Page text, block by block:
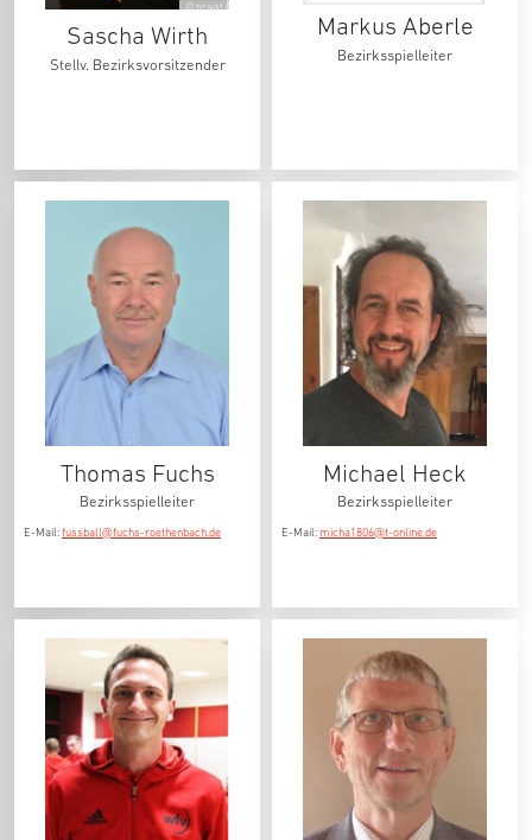
© privat
Sascha Wirth
Stellv. Bezirksvorsitzender
Markus Aberle
Bezirksspielleiter
Thomas Fuchs
Bezirksspielleiter
E-Mail:fussball@fuchs-roethenbach.de
Michael Heck
Bezirksspielleiter
E-Mail: micha1806@t-online.de